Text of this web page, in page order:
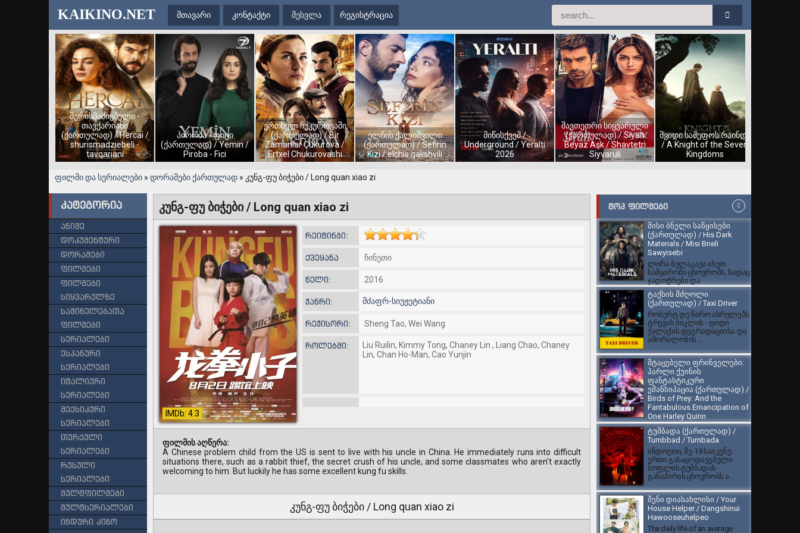
KAIKINO.NET მთავარი კონტაქტი შესვლა რეგისტრაცია
შურისმაძიებელი -
თავქარიანი
(ქართულად) / Hercai /
shurismadziebeli -
tavqariani
პირობა - ფიცი
(ქართულად) / Yemin /
Piroba - Fici
ერთხელ ჩუკუროვაში
(ქართულად) / Bir
Zamanlar Çukurova /
Ertxel Chukurovashi
ელჩის ქალიშვილი
(ქართულად) / Sefirin
Kizi / elchis qalishvili
მიწისქვეშ /
Underground / Yeralti
2026
შავთეთრი სიყვარული
(ქართულად) / Siyah
Beyaz Aşk / Shavtetri
Siyvaruli
შვიდი სამეფოს რაინდი
/ A Knight of the Seven
Kingdoms
ფილმი და სერიალები » დორამები ქართულად » კუნგ-ფუ ბიჭები / Long quan xiao zi
ᲢᲝᲞ ᲤᲘᲚᲛᲔᲑᲘ
მისი ბნელი საწყისები
(ქართულად) / His Dark
Materials / Misi Bneli
Sawyisebi
ლირა ბელაკავა ისეთ
სამყაროში ცხოვრობს, სადაც
ჯადოქრები და
ბრონირებული დათვები ცხ...
ტაქსის მძღოლი
(ქართულად) / Taxi Driver
რობერტ დე ნირო ასრულებს
ტრევის ბიკლის - დიდი
ქალაქის დეგრადაციისა და
ამორალობის ...
მტაცებელი ფრინველები:
ჰარლი ქუინის
ფანტასტიკური
ემანსიპაცია (ქართულად) /
Birds of Prey: And the
Fantabulous Emancipation of
One Harley Quinn
DC Comics-ის ამავე
სახელწოდების
ორიგინალური კომიქსების
სერიის ეკრანიზაცია, სადაც...
ტუმბადა (ქართულად) /
Tumbbad / Tumbada
ინდოეთი, მე-19 საიკუნე:
ერთი გასაცოდავებული
სოფლის ტუმბადას
განაპირას ცხოვრობს ა...
შენი დიასახლისი / Your
House Helper / Dangshinui
Hawooseuhelpeo
The daily life of an average
კუნგ-ფუ ბიჭები / Long quan xiao zi
რეიტინგი:
ქვეყანა ჩინეთი
წელი: 2016
ჟანრი: მძაფრ-სიუჟეტიანი
რეჟისორი: Sheng Tao, Wei Wang
როლებში:
Liu Ruilin, Kimmy Tong, Chaney Lin , Liang Chao, Chaney
Lin, Chan Ho-Man, Cao Yunjin
IMDb: 4.3
ფილმის აღწერა:
A Chinese problem child from the US is sent to live with his uncle in China. He immediately runs into difficult
situations there, such as a rabbit thief, the secret crush of his uncle, and some classmates who aren't exactly
welcoming to him. But luckily he has some excellent kung fu skills.
კუნგ-ფუ ბიჭები / Long quan xiao zi
კატეგორია
ანიმე
დოკუმენტური
დორამები
ფილმები
ფილმები
სიყვარულზე
საშინელებათა
ფილმები
სერიალები
ესპანური
სერიალები
იტალიური
სერიალები
მექსიკური
სერიალები
თურქული
სერიალები
რუსული
სერიალები
მულტფილმები
მულტსერიალები
ინდური კინო